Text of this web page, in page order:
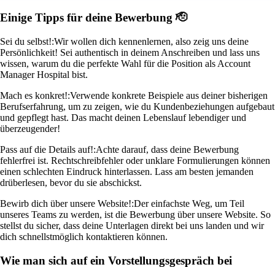
Einige Tipps für deine Bewerbung 🫡
Sei du selbst!:Wir wollen dich kennenlernen, also zeig uns deine
Persönlichkeit! Sei authentisch in deinem Anschreiben und lass uns
wissen, warum du die perfekte Wahl für die Position als Account
Manager Hospital bist.
Mach es konkret!:Verwende konkrete Beispiele aus deiner bisherigen
Berufserfahrung, um zu zeigen, wie du Kundenbeziehungen aufgebaut
und gepflegt hast. Das macht deinen Lebenslauf lebendiger und
überzeugender!
Pass auf die Details auf!:Achte darauf, dass deine Bewerbung
fehlerfrei ist. Rechtschreibfehler oder unklare Formulierungen können
einen schlechten Eindruck hinterlassen. Lass am besten jemanden
drüberlesen, bevor du sie abschickst.
Bewirb dich über unsere Website!:Der einfachste Weg, um Teil
unseres Teams zu werden, ist die Bewerbung über unsere Website. So
stellst du sicher, dass deine Unterlagen direkt bei uns landen und wir
dich schnellstmöglich kontaktieren können.
Wie man sich auf ein Vorstellungsgespräch bei